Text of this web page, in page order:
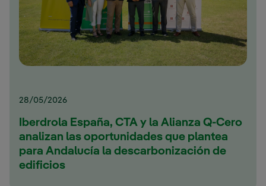
28/05/2026
Iberdrola España, CTA y la Alianza Q-Cero
analizan las oportunidades que plantea
para Andalucía la descarbonización de
edificios